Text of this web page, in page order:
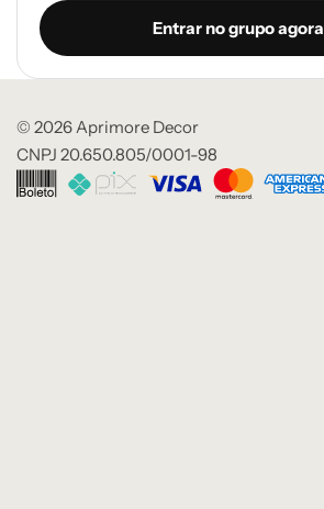
Entrar no grupo agora
© 2026 Aprimore Decor
CNPJ 20.650.805/0001-98